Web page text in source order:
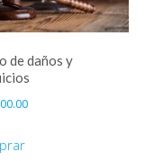
de daños y